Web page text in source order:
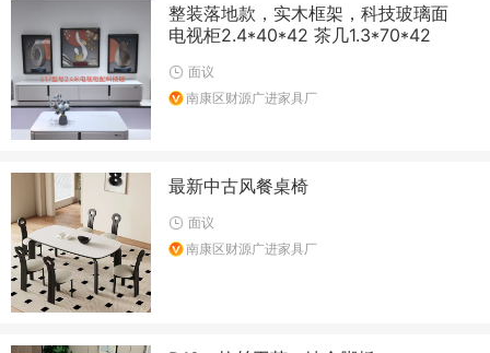
整装落地款，实木框架，科技玻璃面
电视柜2.4*40*42 茶几1.3*70*42
面议
南康区财源广进家具厂
最新中古风餐桌椅
面议
南康区财源广进家具厂